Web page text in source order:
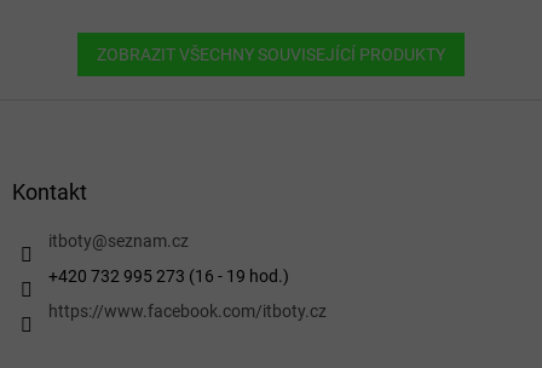
ZOBRAZIT VŠECHNY SOUVISEJÍCÍ PRODUKTY
Kontakt
itboty@seznam.cz
+420 732 995 273 (16 - 19 hod.)
https://www.facebook.com/itboty.cz